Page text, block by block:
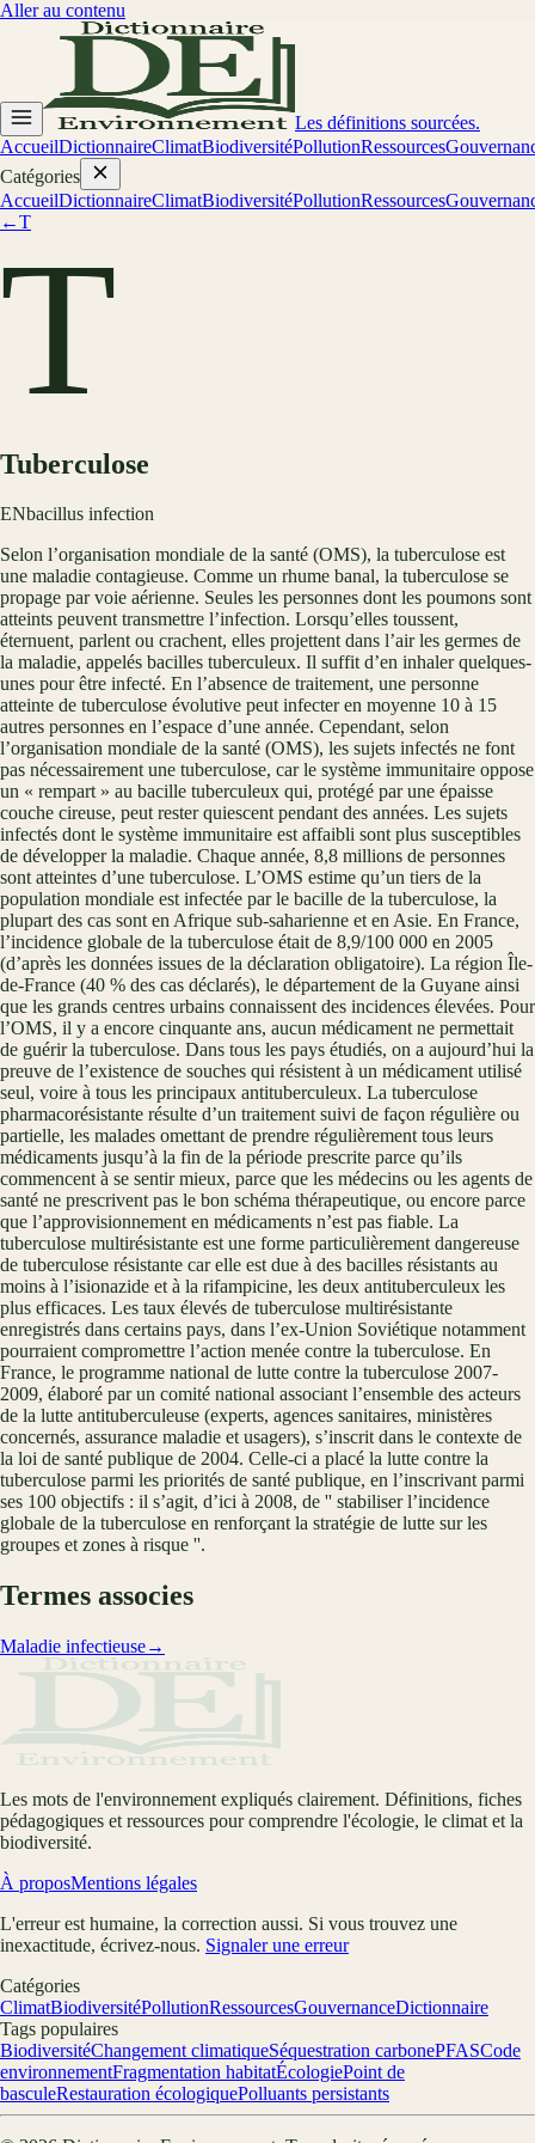
Aller au contenu
Les définitions sourcées.
AccueilDictionnaireClimatBiodiversitéPollutionRessources
Catégories
AccueilDictionnaireClimatBiodiversitéPollutionRessources
←T
T
Tuberculose
ENbacillus infection
Selon l’organisation mondiale de la santé (OMS), la tuberculose est
une maladie contagieuse. Comme un rhume banal, la tuberculose se
propage par voie aérienne. Seules les personnes dont les poumons sont
atteints peuvent transmettre l’infection. Lorsqu’elles toussent,
éternuent, parlent ou crachent, elles projettent dans l’air les germes de
la maladie, appelés bacilles tuberculeux. Il suffit d’en inhaler quelques-
unes pour être infecté. En l’absence de traitement, une personne
atteinte de tuberculose évolutive peut infecter en moyenne 10 à 15
autres personnes en l’espace d’une année. Cependant, selon
l’organisation mondiale de la santé (OMS), les sujets infectés ne font
pas nécessairement une tuberculose, car le système immunitaire oppose
un « rempart » au bacille tuberculeux qui, protégé par une épaisse
couche cireuse, peut rester quiescent pendant des années. Les sujets
infectés dont le système immunitaire est affaibli sont plus susceptibles
de développer la maladie. Chaque année, 8,8 millions de personnes
sont atteintes d’une tuberculose. L’OMS estime qu’un tiers de la
population mondiale est infectée par le bacille de la tuberculose, la
plupart des cas sont en Afrique sub-saharienne et en Asie. En France,
l’incidence globale de la tuberculose était de 8,9/100 000 en 2005
(d’après les données issues de la déclaration obligatoire). La région Île-
de-France (40 % des cas déclarés), le département de la Guyane ainsi
que les grands centres urbains connaissent des incidences élevées. Pour
l’OMS, il y a encore cinquante ans, aucun médicament ne permettait
de guérir la tuberculose. Dans tous les pays étudiés, on a aujourd’hui la
preuve de l’existence de souches qui résistent à un médicament utilisé
seul, voire à tous les principaux antituberculeux. La tuberculose
pharmacorésistante résulte d’un traitement suivi de façon régulière ou
partielle, les malades omettant de prendre régulièrement tous leurs
médicaments jusqu’à la fin de la période prescrite parce qu’ils
commencent à se sentir mieux, parce que les médecins ou les agents de
santé ne prescrivent pas le bon schéma thérapeutique, ou encore parce
que l’approvisionnement en médicaments n’est pas fiable. La
tuberculose multirésistante est une forme particulièrement dangereuse
de tuberculose résistante car elle est due à des bacilles résistants au
moins à l’isionazide et à la rifampicine, les deux antituberculeux les
plus efficaces. Les taux élevés de tuberculose multirésistante
enregistrés dans certains pays, dans l’ex-Union Soviétique notamment
pourraient compromettre l’action menée contre la tuberculose. En
France, le programme national de lutte contre la tuberculose 2007-
2009, élaboré par un comité national associant l’ensemble des acteurs
de la lutte antituberculeuse (experts, agences sanitaires, ministères
concernés, assurance maladie et usagers), s’inscrit dans le contexte de
la loi de santé publique de 2004. Celle-ci a placé la lutte contre la
tuberculose parmi les priorités de santé publique, en l’inscrivant parmi
ses 100 objectifs : il s’agit, d’ici à 2008, de '' stabiliser l’incidence
globale de la tuberculose en renforçant la stratégie de lutte sur les
groupes et zones à risque ''.
Termes associes
Maladie infectieuse→
Les mots de l'environnement expliqués clairement. Définitions, fiches
pédagogiques et ressources pour comprendre l'écologie, le climat et la
biodiversité.
À proposMentions légales
L'erreur est humaine, la correction aussi. Si vous trouvez une
inexactitude, écrivez-nous. Signaler une erreur
Catégories
ClimatBiodiversitéPollutionRessourcesGouvernanceDictionnaire
Tags populaires
BiodiversitéChangement climatiqueSéquestration carbonePFASCode
environnementFragmentation habitatÉcologiePoint de
basculeRestauration écologiquePolluants persistants